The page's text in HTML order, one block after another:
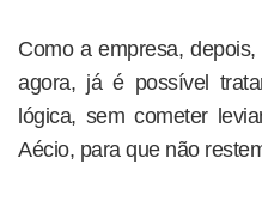
Como a empresa,
agora, já é possível
lógica, sem cometer
Aécio, para que não